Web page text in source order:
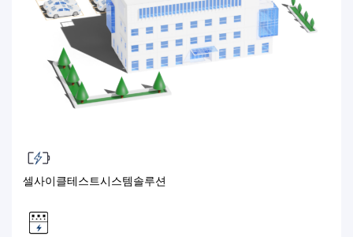
셀사이클테스트시스템솔루션